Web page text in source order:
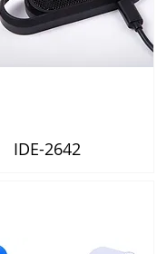
Vista rápida
IDE-2642